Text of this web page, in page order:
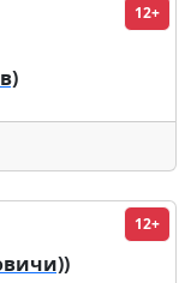
12+
12+